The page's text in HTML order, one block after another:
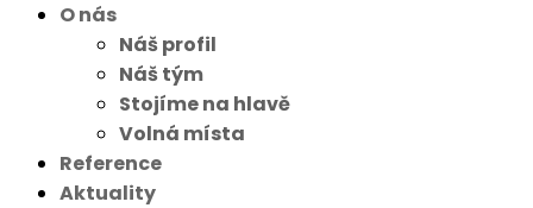
O nás
Náš profil
Náš tým
Stojíme na hlavě
Volná místa
Reference
Aktuality